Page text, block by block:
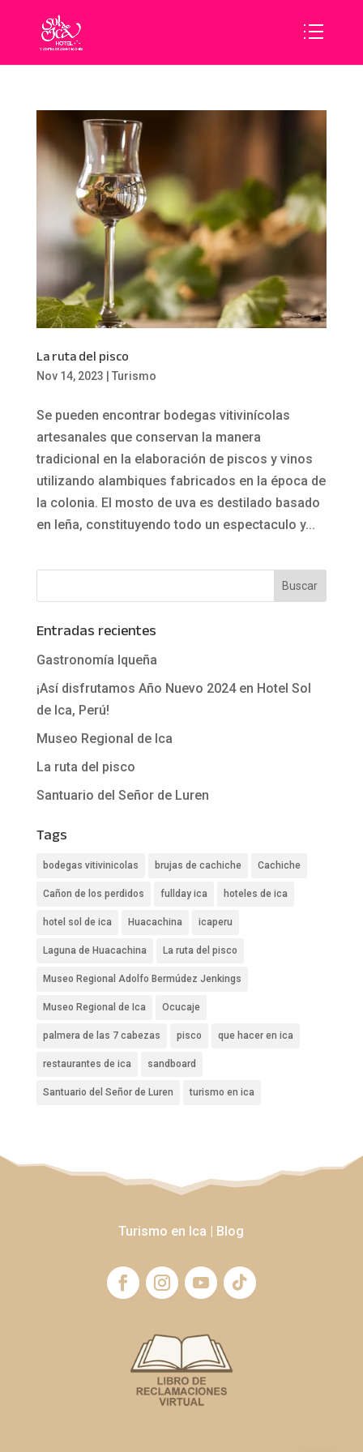
La ruta del pisco
Nov 14, 2023 Turismo
Se pueden encontrar bodegas vitivinícolas
artesanales que conservan la manera
tradicional en la elaboración de piscos y vinos
utilizando alambiques fabricados en la época de
la colonia. El mosto de uva es destilado basado
en leña, constituyendo todo un espectaculo y...
Entradas recientes
Gastronomía Iqueña
¡Así disfrutamos Año Nuevo 2024 en Hotel Sol
de Ica, Perú!
Museo Regional de Ica
La ruta del pisco
Santuario del Señor de Luren
Tags
bodegas vitivinicolas brujas de cachiche Cachiche
Cañon de los perdidos fullday ica hoteles de ica
hotel sol de ica Huacachina icaperu
Laguna de Huacachina La ruta del pisco
Museo Regional Adolfo Bermúdez Jenkings
Museo Regional de Ica Ocucaje
palmera de las 7 cabezas pisco que hacer en ica
restaurantes de ica sandboard
Santuario del Señor de Luren turismo en ica
Turismo en Ica | Blog